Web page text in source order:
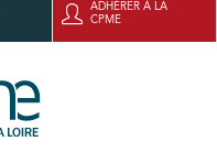
ADHÉRER À LA
CPME